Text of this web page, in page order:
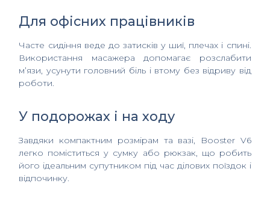
Для офісних працівників
Часте сидіння веде до затисків у шиї, плечах і спині.
Використання масажера допомагає розслабити
м’язи, усунути головний біль і втому без відриву від
роботи.
У подорожах і на ходу
Завдяки компактним розмірам та вазі, Booster V6
легко поміститься у сумку або рюкзак, що робить
його ідеальним супутником під час ділових поїздок і
відпочинку.